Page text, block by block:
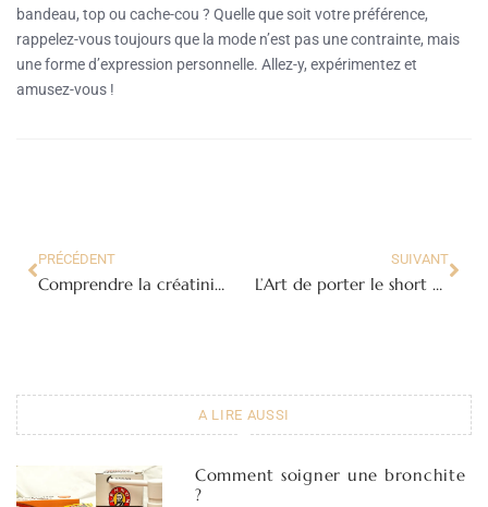
bandeau, top ou cache-cou ? Quelle que soit votre préférence,
rappelez-vous toujours que la mode n’est pas une contrainte, mais
une forme d’expression personnelle. Allez-y, expérimentez et
amusez-vous !
PRÉCÉDENT
Comprendre la créatinine : le marqueur vital de la fonction rénale
SUIVANT
L’Art de porter le short en cuir en hiver: 5 conseils pour les Femmes
A LIRE AUSSI
Comment soigner une bronchite
?